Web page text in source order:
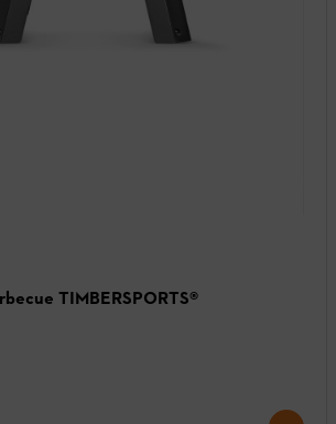
TIMBERSPORTS®